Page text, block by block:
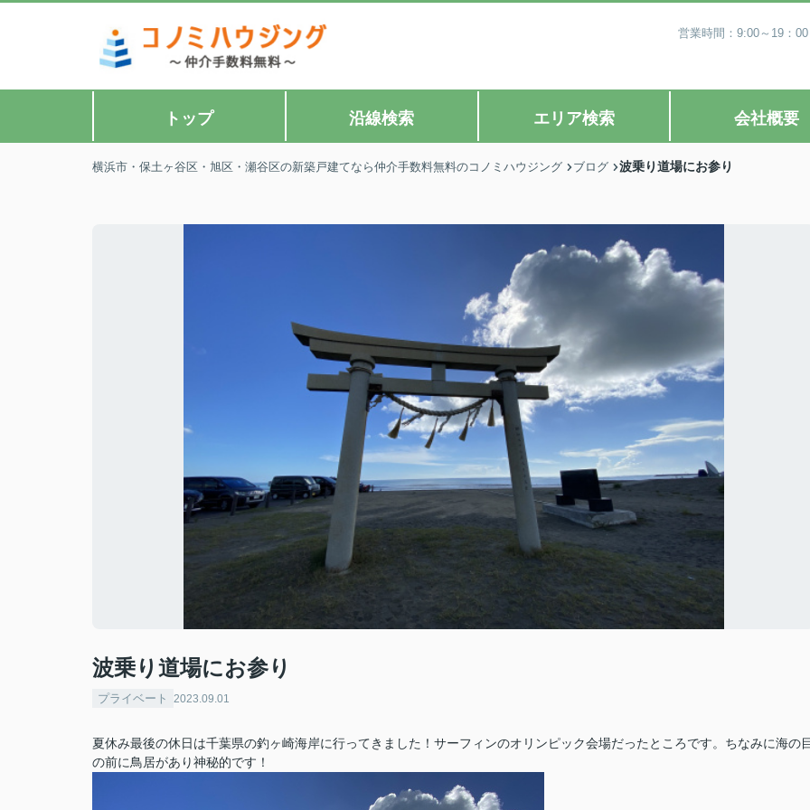
営業時間：9:00～19：
トップ 沿線検索 エリア検索 会社概要
横浜市・保土ヶ谷区・旭区・瀬谷区の新築戸建てなら仲介手数料無料のコノミハウジング ブログ 波乗り道場にお参り
波乗り道場にお参り
プライベート 2023.09.01
夏休み最後の休日は千葉県の釣ヶ崎海岸に行ってきました！ サーフィンのオリンピック会場だったところです。ちなみに海の
の前に鳥居があり神秘的です！